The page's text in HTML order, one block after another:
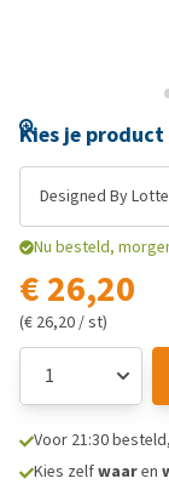
Kies je
Designed By
Nu besteld,
€ 26,20
(€ 26,20 / st)
Voor 21:30 besteld,
Kies zelfwaaren